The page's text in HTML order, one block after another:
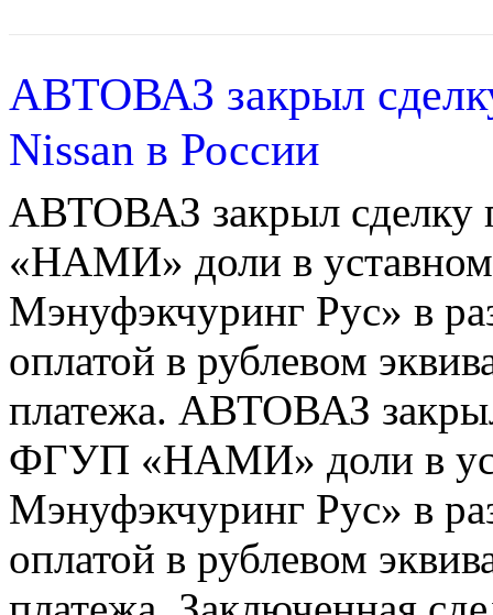
АВТОВАЗ закрыл
Nissan в России
АВТОВАЗ закрыл
«НАМИ» доли в
Мэнуфэкчуринг Рус» в
оплатой в рублевом
платежа. АВТОВАЗ
ФГУП «НАМИ» доли в
Мэнуфэкчуринг Рус» в
оплатой в рублевом